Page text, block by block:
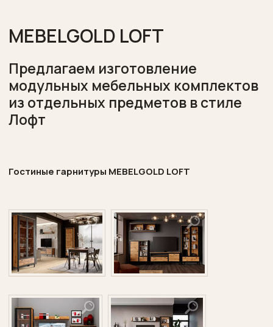
MEBELGOLD LOFT
Предлагаем изготовление
модульных мебельных комплектов
из отдельных предметов в стиле
Лофт
Гостиные гарнитуры MEBELGOLD LOFT